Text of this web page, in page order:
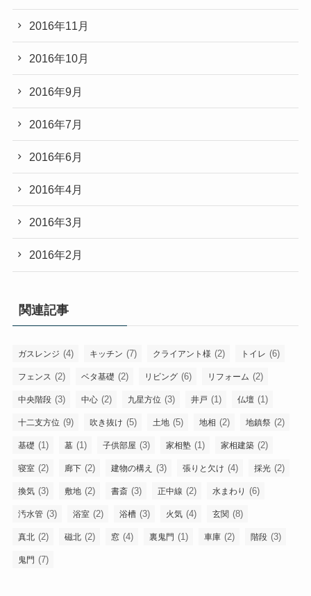
2016年11月
2016年10月
2016年9月
2016年7月
2016年6月
2016年4月
2016年3月
2016年2月
関連記事
ガスレンジ (4) キッチン (7) クライアント様 (2) トイレ (6)
フェンス (2) ベタ基礎 (2) リビング (6) リフォーム (2)
中央階段 (3) 中心 (2) 九星方位 (3) 井戸 (1) 仏壇 (1)
十二支方位 (9) 吹き抜け (5) 土地 (5) 地相 (2) 地鎮祭 (2)
基礎 (1) 墓 (1) 子供部屋 (3) 家相塾 (1) 家相建築 (2)
寝室 (2) 廊下 (2) 建物の構え (3) 張りと欠け (4) 採光 (2)
換気 (3) 敷地 (2) 書斎 (3) 正中線 (2) 水まわり (6)
汚水管 (3) 浴室 (2) 浴槽 (3) 火気 (4) 玄関 (8)
真北 (2) 磁北 (2) 窓 (4) 裏鬼門 (1) 車庫 (2) 階段 (3)
鬼門 (7)